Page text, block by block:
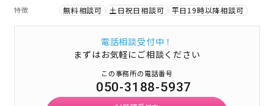
特徴 無料相談可 土日祝日相談可 平日19時以降相談可
電話相談受付中！
まずはお気軽にご相談ください
この事務所の電話番号
050-3188-5937